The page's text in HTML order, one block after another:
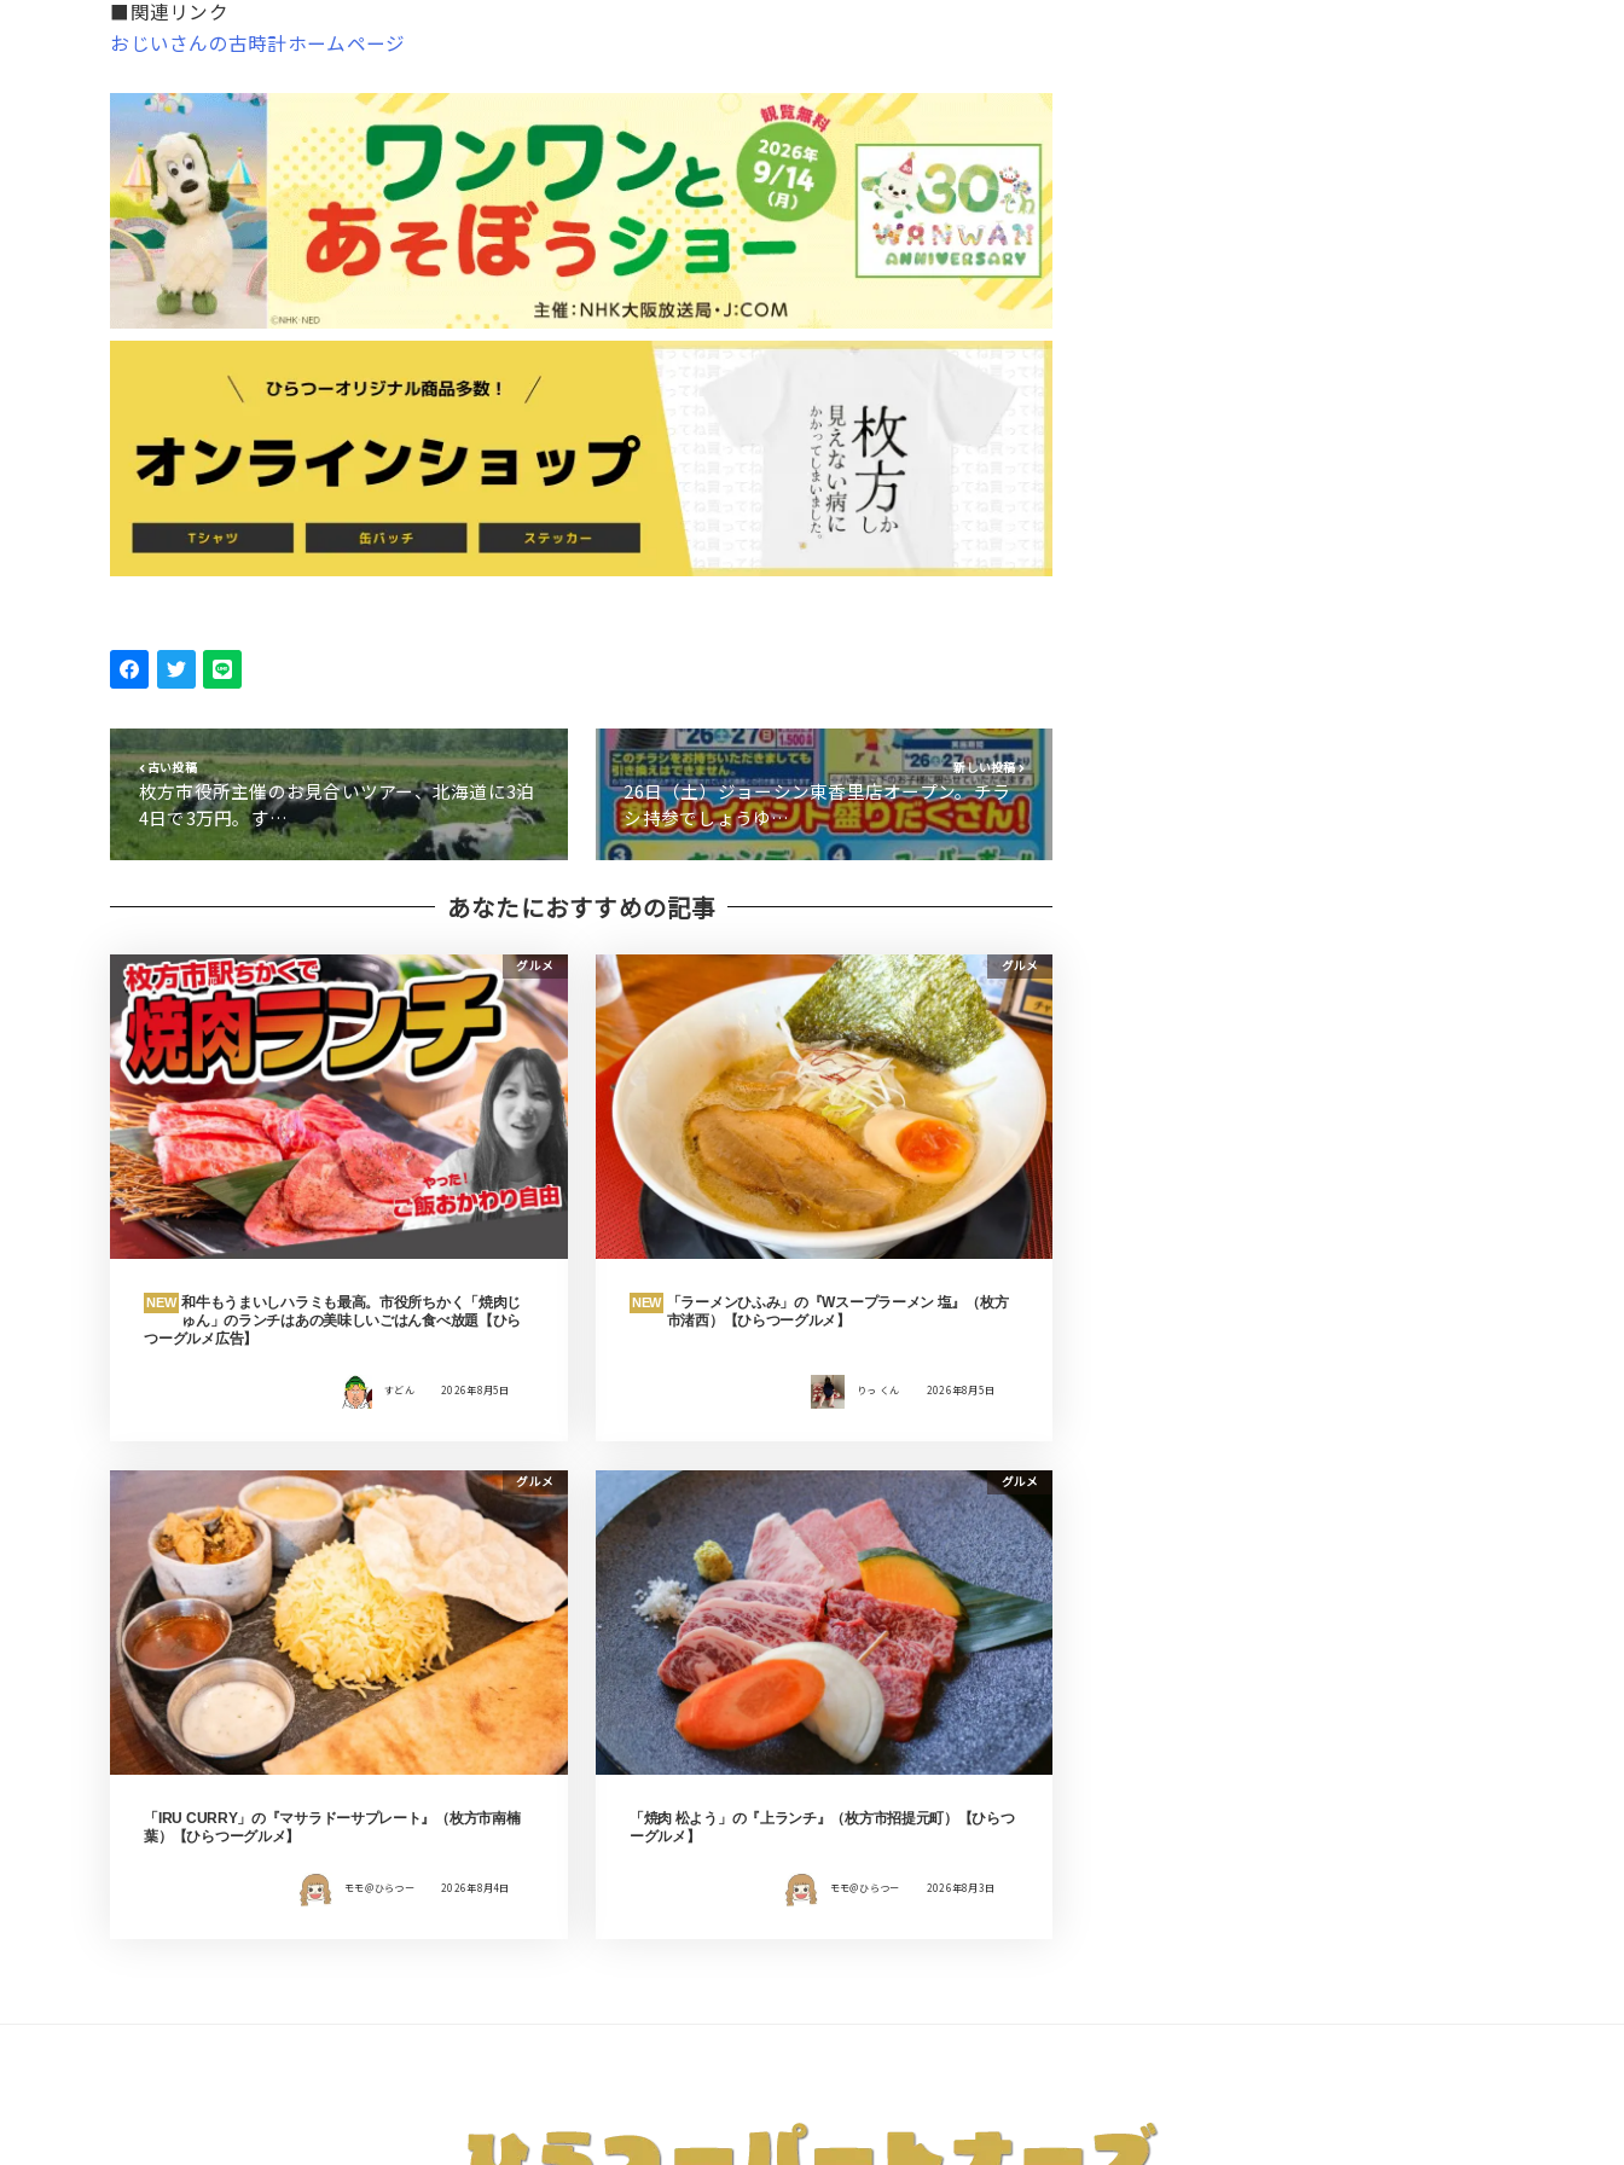
■関連リンク
おじいさんの古時計ホームページ
古い投稿
枚方市役所主催のお見合いツアー、北海道に3泊
4日で3万円。す…
新しい投稿
26日（土）ジョーシン東香里店オープン。チラ
シ持参でしょうゆ…
あなたにおすすめの記事
グルメ
NEW 和牛もうまいしハラミも最高。市役所ちかく「焼肉じ
ゅん」のランチはあの美味しいごはん食べ放題【ひら
つーグルメ広告】
すどん 2026年8月5日
グルメ
NEW
「ラーメンひふみ」の『Wスープラーメン 塩』（枚方
市渚西）【ひらつーグルメ】
りっ くん 2026年8月5日
グルメ
「IRU CURRY」の『マサラドーサプレート』（枚方市南楠
葉）【ひらつーグルメ】
モモ＠ひらつー 2026年8月4日
グルメ
「焼肉 松よう」の『上ランチ』（枚方市招提元町）【ひらつ
ーグルメ】
モモ＠ひらつー 2026年8月3日